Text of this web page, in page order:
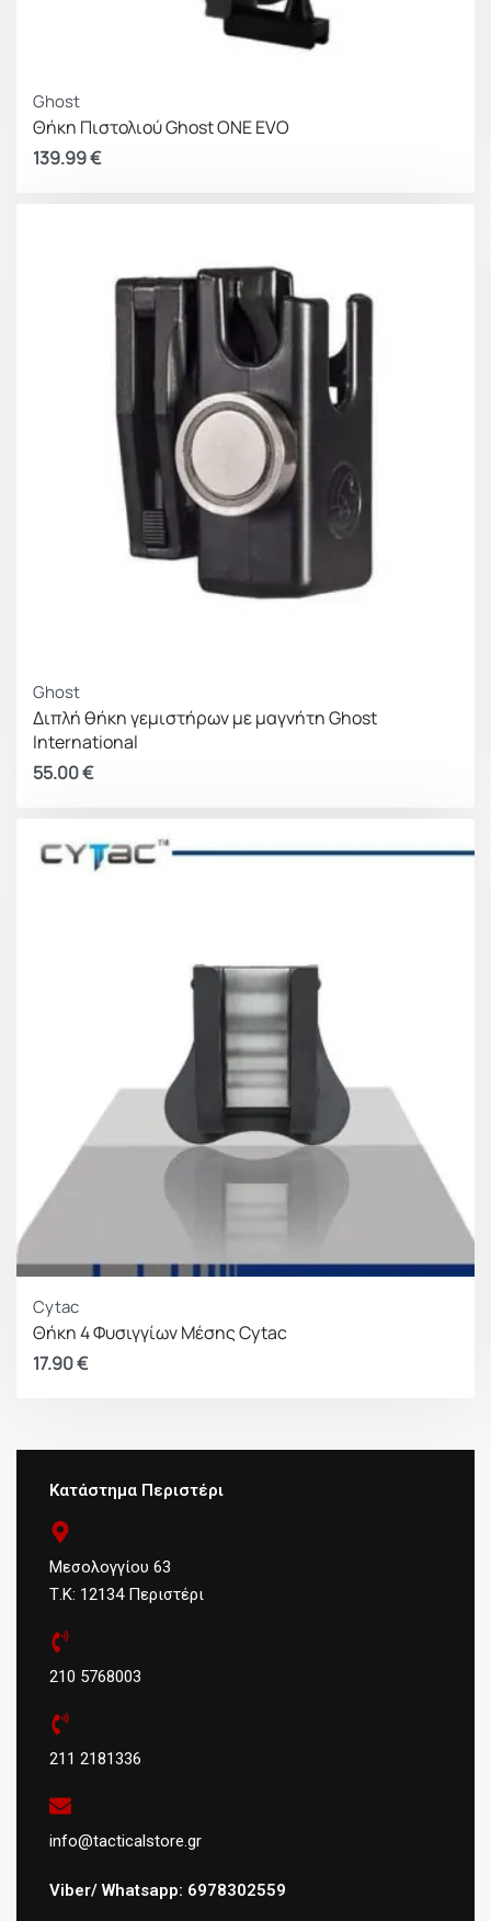
Ghost
Θήκη Πιστολιού Ghost ONE EVO
139.99€
Ghost
Διπλή θήκη γεμιστήρων με μαγνήτη Ghost
International
55.00€
Cytac
Θήκη 4 Φυσιγγίων Μέσης Cytac
17.90€
Κατάστημα Περιστέρι
Μεσολογγίου 63
Τ.Κ: 12134 Περιστέρι
210 5768003
211 2181336
info@tacticalstore.gr
Viber/ Whatsapp: 6978302559